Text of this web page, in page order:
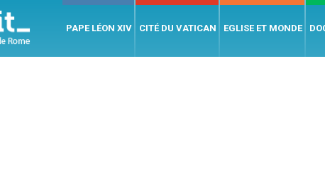
PAPE LÉON XIV CITÉ DU VATICAN EGLISE ET MONDE